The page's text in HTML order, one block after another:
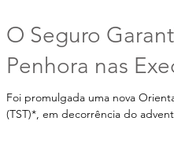
O Seguro
Penhora nas
Foi promulgada uma nova
(TST)*, em decorrência do